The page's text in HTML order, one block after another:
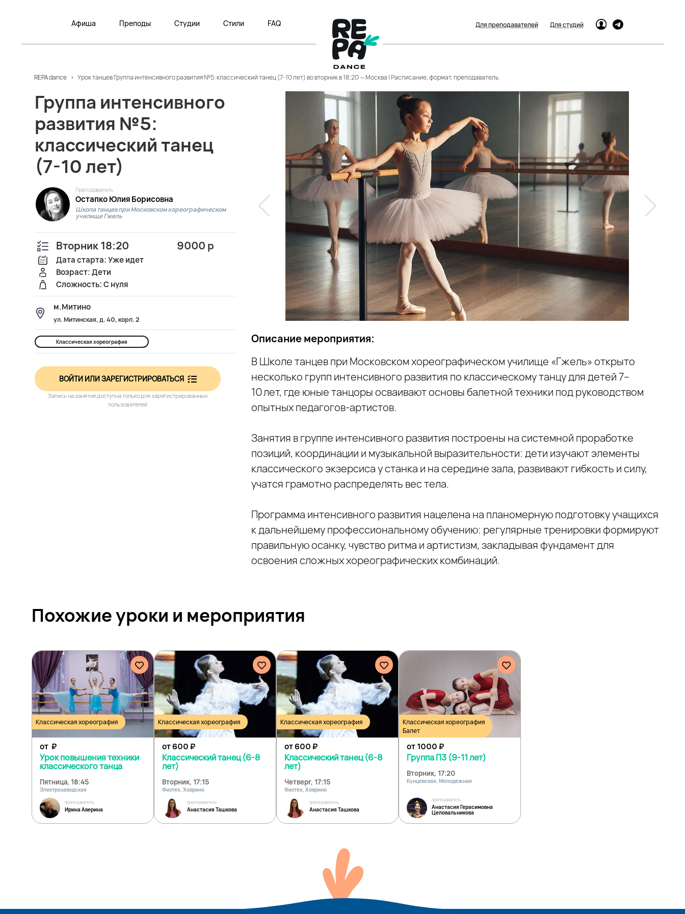
Афиша Преподы Студии Стили FAQ Для преподавателей Для студий
REPA dance > Урок танцев Группа интенсивного развития №5: классический танец (7-10 лет) во вторник в 18:20 — Москва | Расписание, формат, преподаватель
Группа интенсивного
развития №5:
классический танец
(7-10 лет)
Преподаватель
Остапко Юлия Борисовна
Школа танцев при Московском хореографическом
училище Гжель
Вторник 18:20 9000 р
Дата старта: Уже идет
Возраст: Дети
Сложность: С нуля
м.Митино
ул. Митинская, д. 40, корп. 2
Классическая хореография
ВОЙТИ ИЛИ ЗАРЕГИСТРИРОВАТЬСЯ
Запись на занятие доступна только для зарегистрированных
пользователей
Описание мероприятия:
В Школе танцев при Московском хореографическом училище «Гжель» открыто
несколько групп интенсивного развития по классическому танцу для детей 7–
10 лет, где юные танцоры осваивают основы балетной техники под руководством
опытных педагогов‑артистов.
Занятия в группе интенсивного развития построены на системной проработке
позиций, координации и музыкальной выразительности: дети изучают элементы
классического экзерсиса у станка и на середине зала, развивают гибкость и силу,
учатся грамотно распределять вес тела.
Программа интенсивного развития нацелена на планомерную подготовку учащихся
к дальнейшему профессиональному обучению: регулярные тренировки формируют
правильную осанку, чувство ритма и артистизм, закладывая фундамент для
освоения сложных хореографических комбинаций.
Похожие уроки и мероприятия
Классическая хореография
от ₽
Урок повышения техники
классического танца
Пятница, 18:45
Электрозаводская
преподаватель
Ирина Аверина
Классическая хореография
от 600₽
Классический танец (6-8
лет)
Вторник, 17:15
Физтех, Ховрино
преподаватель
Анастасия Ташкова
Классическая хореография
от 600₽
Классический танец (6-8
лет)
Четверг, 17:15
Физтех, Ховрино
преподаватель
Анастасия Ташкова
Классическая хореография
Балет
от 1000₽
Группа П3 (9-11 лет)
Вторник, 17:20
Кунцевская, Молодежная
преподаватель
Анастасия Герасимовна
Целовальникова